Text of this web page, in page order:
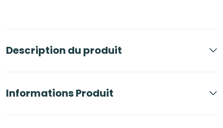
Description du produit
Informations Produit